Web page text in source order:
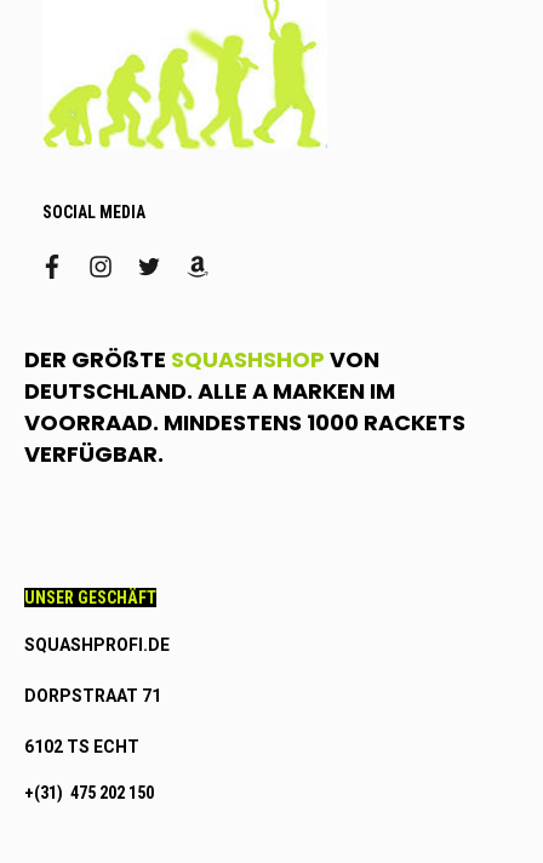
SOCIAL MEDIA
facebookinstagram
twitteramazon
DER GRÖßTE SQUASHSHOP VON
DEUTSCHLAND. ALLE A MARKEN IM
VOORRAAD. MINDESTENS 1000 RACKETS
VERFÜGBAR.
UNSER GESCHÄFT
SQUASHPROFI.DE
DORPSTRAAT 71
6102 TS ECHT
+(31) 475 202 150